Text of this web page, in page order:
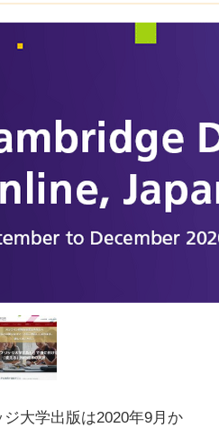
大学出版は2020年9月か